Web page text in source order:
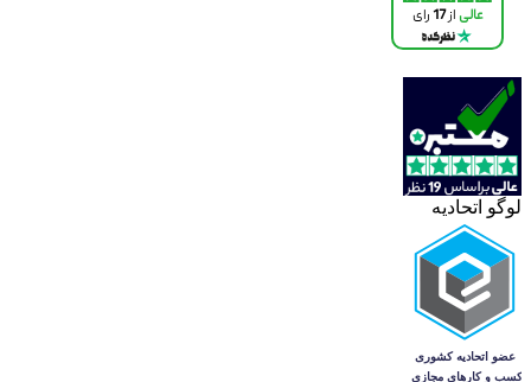
لوگو اتحادیه